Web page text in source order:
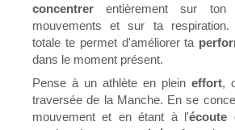
concentrer entièrement sur ton
mouvements et sur ta respiration.
totale te permet d'améliorer ta
dans le moment présent.
Pense à un athlète en plein effort,
traversée de la Manche. En se
mouvement et en étant à l'écoute